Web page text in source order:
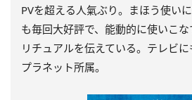
PVを超える人氣ぶり。まほう使い
も毎回大好評で、能動的に使いこ
リチュアルを伝えている。テレビ
プラネット所属。